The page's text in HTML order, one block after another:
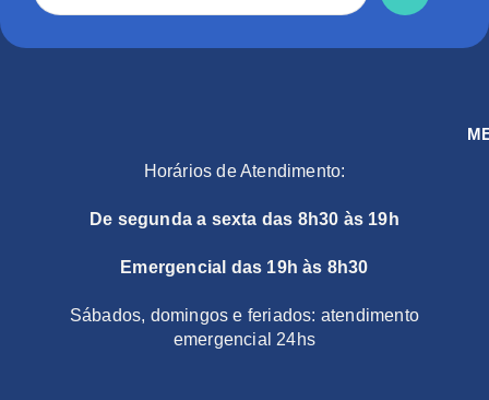
Horários de Atendimento:
De segunda a sexta das 8h30 às 19h
Emergencial das 19h às 8h30
Sábados, domingos e feriados: atendimento
emergencial 24hs